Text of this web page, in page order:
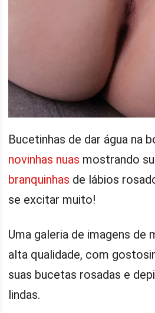
Bucetinhas de dar água na
novinhas nuas mostrando
branquinhas de lábios
se excitar muito!
Uma galeria de imagens de
alta qualidade, com
suas bucetas rosadas e
lindas.